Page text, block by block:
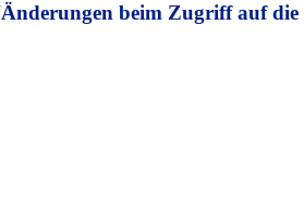
Änderungen beim Zugriff auf